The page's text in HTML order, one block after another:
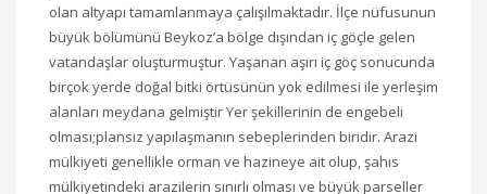
olan altyapı tamamlanmaya çalışılmaktadır. İlçe nüfusunun
büyük bölümünü Beykoz’a bölge dışından iç göçle gelen
vatandaşlar oluşturmuştur. Yaşanan aşırı iç göç sonucunda
birçok yerde doğal bitki örtüsünün yok edilmesi ile yerleşim
alanları meydana gelmiştir Yer şekillerinin de engebeli
olması;plansız yapılaşmanın sebeplerinden biridir. Arazi
mülkiyeti genellikle orman ve hazineye ait olup, şahıs
mülkiyetindeki arazilerin sınırlı olması ve büyük parseller